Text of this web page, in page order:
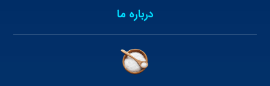
درباره ما